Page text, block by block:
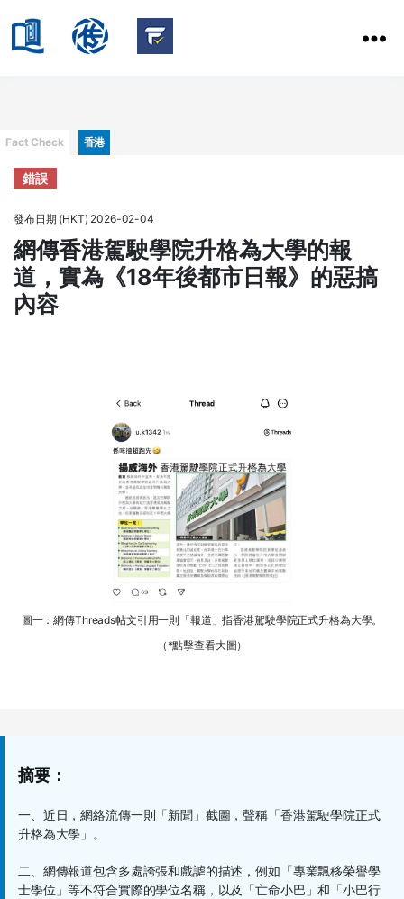
HKBU
of
Communication
Categories
Fact Check 香港
錯誤
發布日期 (HKT) 2026-02-04
網傳香港駕駛學院升格為大學的報
道，實為《18年後都市日報》的惡搞
內容
圖一：網傳Threads帖文引用一則「報道」指香港駕駛學院正式升格為大學。
（*點擊查看大圖）
摘要：
一、近日，網絡流傳一則「新聞」截圖，聲稱「香港駕駛學院正式
升格為大學」。
二、網傳報道包含多處誇張和戲謔的描述，例如「專業飄移榮譽學
士學位」等不符合實際的學位名稱，以及「亡命小巴」和「小巴行